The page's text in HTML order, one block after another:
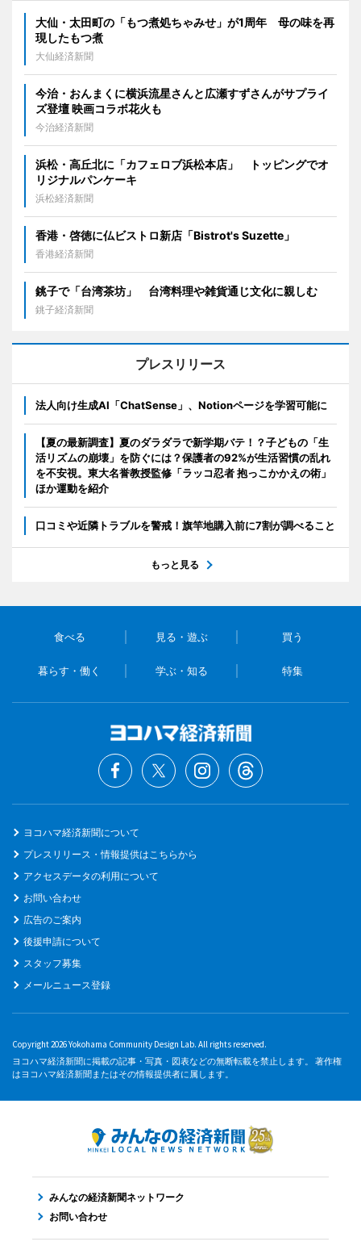
大仙・太田町の「もつ煮処ちゃみせ」が1周年 母の味を再
現したもつ煮
大仙経済新聞
今治・おんまくに横浜流星さんと広瀬すずさんがサプライ
ズ登壇 映画コラボ花火も
今治経済新聞
浜松・高丘北に「カフェロブ浜松本店」 トッピングでオ
リジナルパンケーキ
浜松経済新聞
香港・啓徳に仏ビストロ新店「Bistrot's Suzette」
香港経済新聞
銚子で「台湾茶坊」 台湾料理や雑貨通じ文化に親しむ
銚子経済新聞
プレスリリース
法人向け生成AI「ChatSense」、Notionページを学習可能に
【夏の最新調査】夏のダラダラで新学期バテ！？子どもの「生
活リズムの崩壊」を防ぐには？保護者の92%が生活習慣の乱れ
を不安視。東大名誉教授監修「ラッコ忍者 抱っこかかえの術」
ほか運動を紹介
口コミや近隣トラブルを警戒！旗竿地購入前に7割が調べること
もっと見る
食べる 見る・遊ぶ 買う
暮らす・働く 学ぶ・知る 特集
ヨコハマ経済新聞について
プレスリリース・情報提供はこちらから
アクセスデータの利用について
お問い合わせ
広告のご案内
後援申請について
スタッフ募集
メールニュース登録
Copyright 2026 Yokohama Community Design Lab. All rights reserved.
ヨコハマ経済新聞に掲載の記事・写真・図表などの無断転載を禁止します。 著作権
はヨコハマ経済新聞またはその情報提供者に属します。
みんなの経済新聞ネットワーク
お問い合わせ